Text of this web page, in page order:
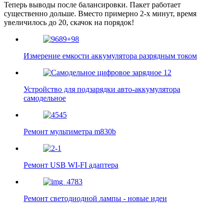
Теперь выводы после балансировки. Пакет работает
существенно дольше. Вместо примерно 2-х минут, время
увеличилось до 20, скачок на порядок!
Измерение емкости аккумулятора разрядным током
Устройство для подзарядки авто-аккумулятора
самодельное
Ремонт мультиметра m830b
Ремонт USB WI-FI адаптера
Ремонт светодиодной лампы - новые идеи